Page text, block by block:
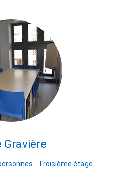
Gravière
- Troisième étage